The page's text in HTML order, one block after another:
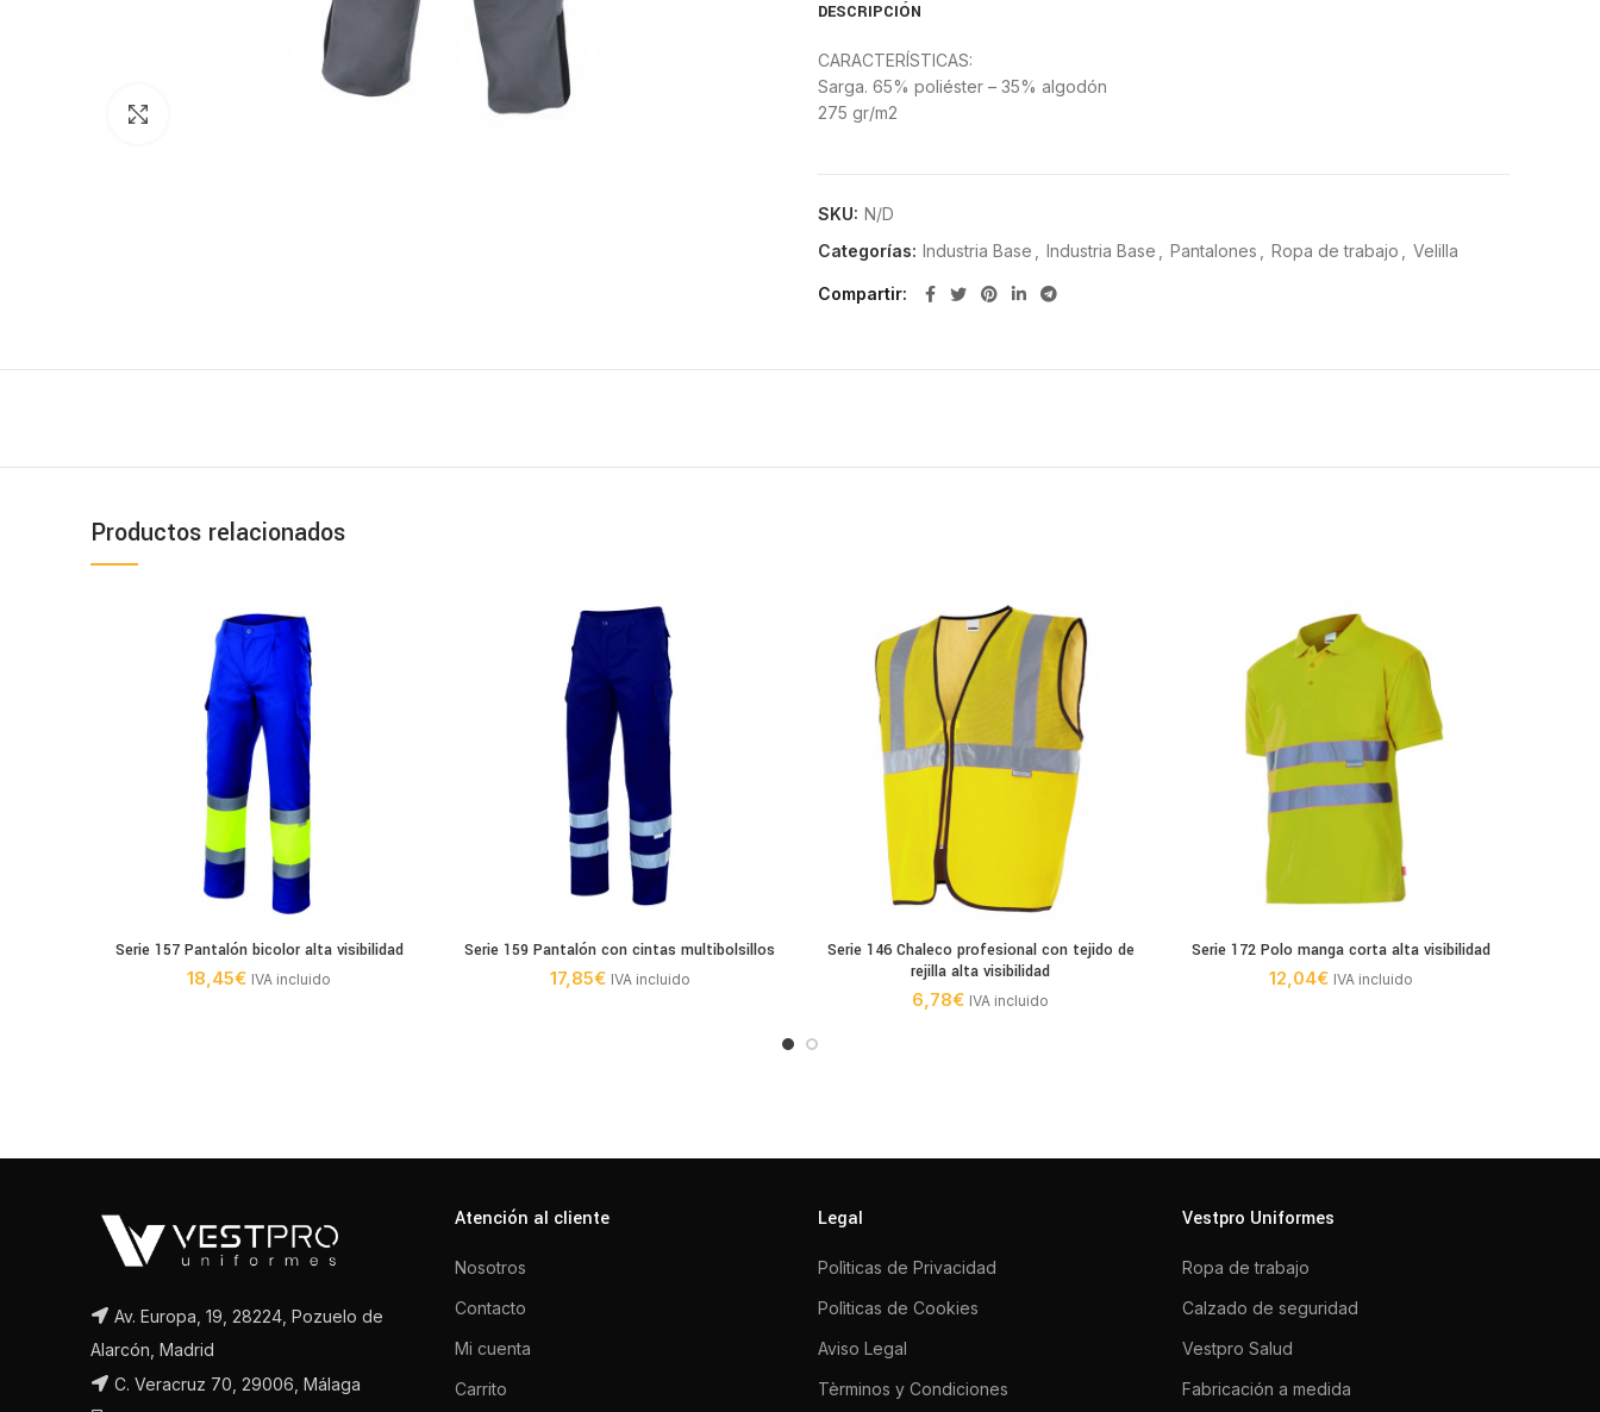
DESCRIPCIÓN
CARACTERÍSTICAS:
Sarga. 65% poliéster – 35% algodón
275 gr/m2
SKU: N/D
Categorías: Industria Base Industria Base Pantalones Ropa de trabajo Velilla
Compartir
Productos relacionados
Serie 157 Pantalón bicolor alta visibilidad
18,45€ IVA incluido
Serie 159 Pantalón con cintas multibolsillos
17,85€ IVA incluido
Serie 146 Chaleco profesional con tejido de
rejilla alta visibilidad
6,78€ IVA incluido
Serie 172 Polo manga corta alta visibilidad
12,04€ IVA incluido
Av. Europa, 19, 28224, Pozuelo de
Alarcón, Madrid
C. Veracruz 70, 29006, Málaga
Atención al cliente
Nosotros
Contacto
Mi cuenta
Carrito
Legal
Polìticas de Privacidad
Polìticas de Cookies
Aviso Legal
Tèrminos y Condiciones
Vestpro Uniformes
Ropa de trabajo
Calzado de seguridad
Vestpro Salud
Fabricación a medida